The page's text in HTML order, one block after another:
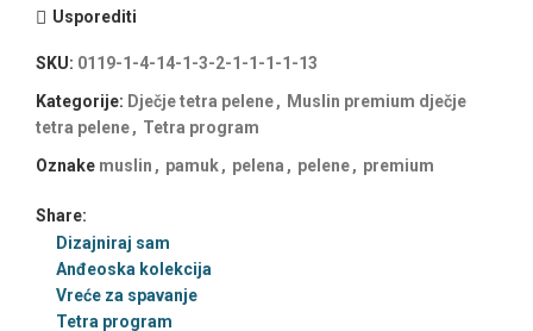
Usporediti
SKU: 0119-1-4-14-1-3-2-1-1-1-1-13
Kategorije: Dječje tetra pelene, Muslin premium dječje
tetra pelene, Tetra program
Oznake muslin , pamuk, pelena , pelene, premium
Share:
Dizajniraj sam
Anđeoska kolekcija
Vreće za spavanje
Tetra program